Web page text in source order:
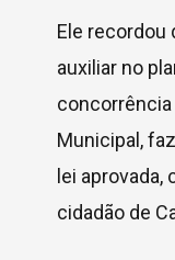
Ele recordou
auxiliar no
Municipal,
lei
cidadão de